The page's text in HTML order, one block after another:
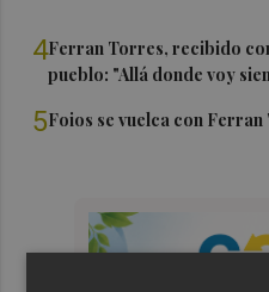
4Ferran Torres, recibido
pueblo: "Allá donde voy
5Foios se vuelca con